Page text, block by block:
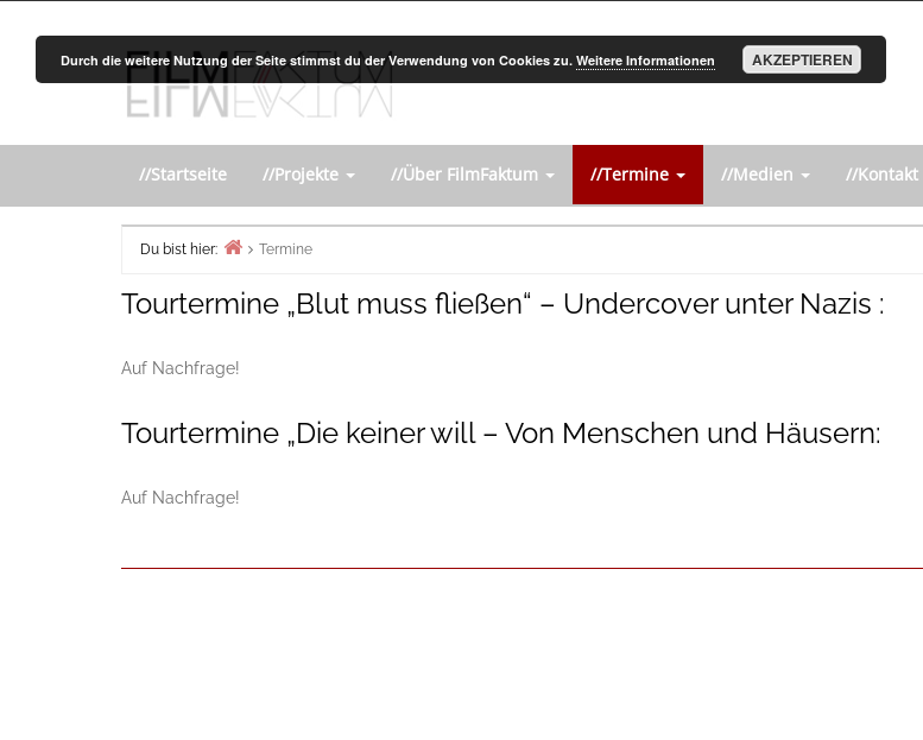
//Startseite //Projekte //Über FilmFaktum //Termine //Medien //Kontakt
Du bist hier:
Termine
Tourtermine „Blut muss fließen“ – Undercover unter Nazis :
Auf Nachfrage!
Tourtermine „Die keiner will – Von Menschen und Häusern:
Auf Nachfrage!
Durch die weitere Nutzung der Seite stimmst du der Verwendung von Cookies zu. Weitere Informationen AKZEPTIEREN